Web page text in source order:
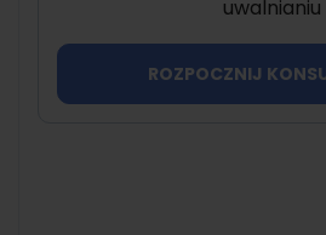
uwalnianiu
ROZPOCZNIJ